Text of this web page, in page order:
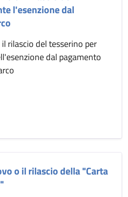
l'esenzione dal
rilascio del tesserino per
dal pagamento
o il rilascio della "Carta